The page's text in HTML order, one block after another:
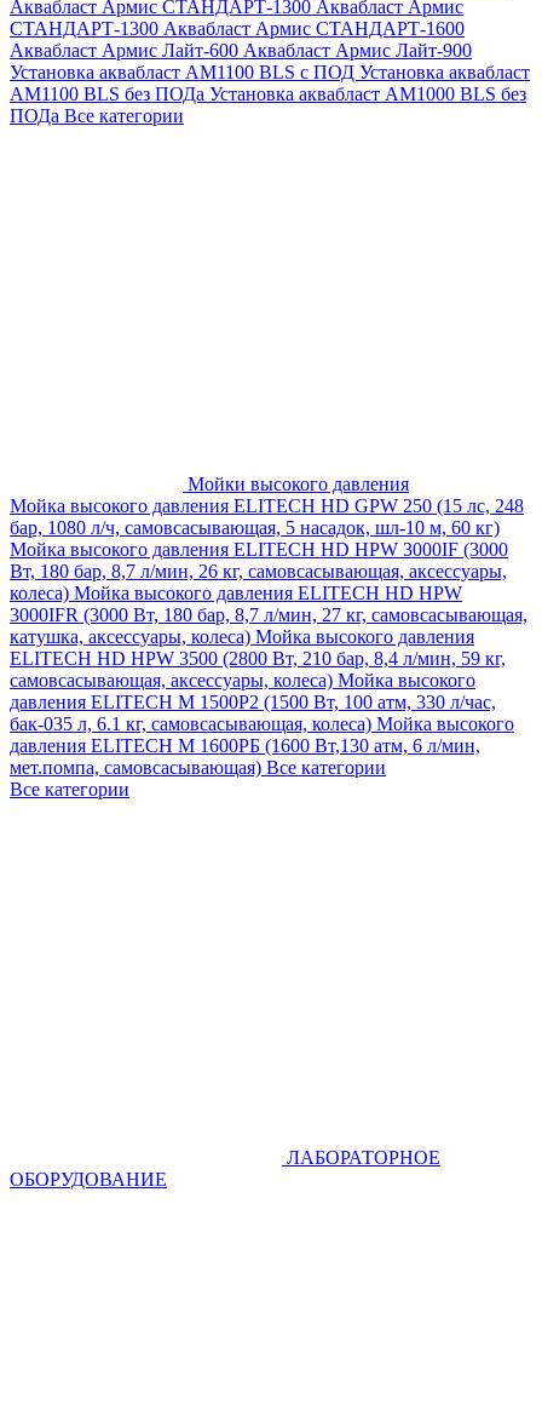
Аквабласт Армис СТАНДАРТ-1300 Аквабласт Армис
СТАНДАРТ-1300 Аквабласт Армис СТАНДАРТ-1600
Аквабласт Армис Лайт-600 Аквабласт Армис Лайт-900
Установка аквабласт AM1100 BLS с ПОД Установка аквабласт
AM1100 BLS без ПОДа Установка аквабласт AM1000 BLS без
ПОДа Все категории
Мойки высокого давления
Мойка высокого давления ELITECH HD GPW 250 (15 лс, 248
бар, 1080 л/ч, самовсасывающая, 5 насадок, шл-10 м, 60 кг)
Мойка высокого давления ELITECH HD HPW 3000IF (3000
Вт, 180 бар, 8,7 л/мин, 26 кг, самовсасывающая, аксессуары,
колеса) Мойка высокого давления ELITECH HD HPW
3000IFR (3000 Вт, 180 бар, 8,7 л/мин, 27 кг, самовсасывающая,
катушка, аксессуары, колеса) Мойка высокого давления
ELITECH HD HPW 3500 (2800 Вт, 210 бар, 8,4 л/мин, 59 кг,
самовсасывающая, аксессуары, колеса) Мойка высокого
давления ELITECH M 1500P2 (1500 Вт, 100 атм, 330 л/час,
бак-035 л, 6.1 кг, самовсасывающая, колеса) Мойка высокого
давления ELITECH М 1600РБ (1600 Вт,130 атм, 6 л/мин,
мет.помпа, самовсасывающая) Все категории
Все категории
ЛАБОРАТОРНОЕ
ОБОРУДОВАНИЕ